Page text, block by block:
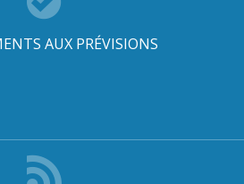
AUX PRÉVISIONS